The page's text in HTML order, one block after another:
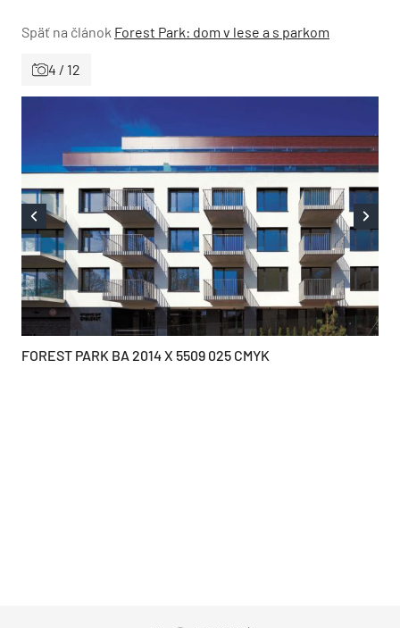
Späť na článok Forest Park: dom v lese a s parkom
4 / 12
FOREST PARK BA 2014 X 5509 025 CMYK